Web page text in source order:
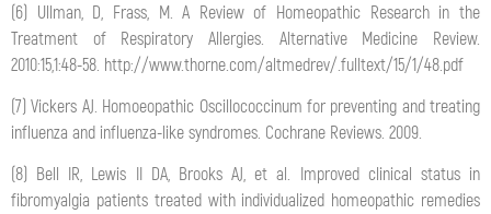
(6) Ullman, D, Frass, M. A Review of Homeopathic Research in the
Treatment of Respiratory Allergies. Alternative Medicine Review.
2010:15,1:48-58. http://www.thorne.com/altmedrev/.fulltext/15/1/48.pdf
(7) Vickers AJ. Homoeopathic Oscillococcinum for preventing and treating
influenza and influenza-like syndromes. Cochrane Reviews. 2009.
(8) Bell IR, Lewis II DA, Brooks AJ, et al. Improved clinical status in
fibromyalgia patients treated with individualized homeopathic remedies